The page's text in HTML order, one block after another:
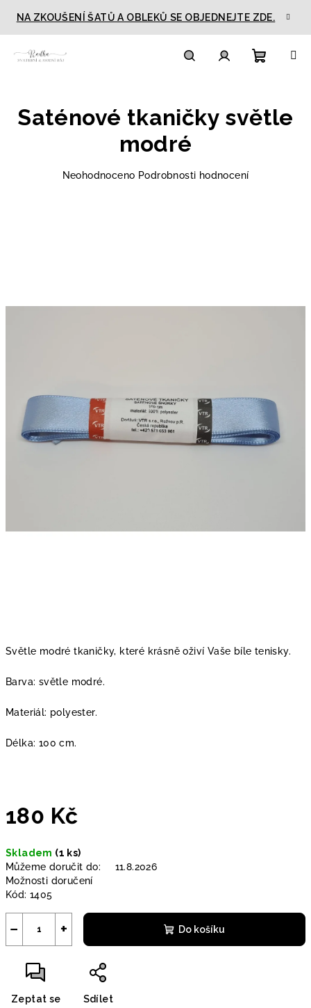
obsah
NA ZKOUŠENÍ ŠATŮ A OBLEKŮ SE OBJEDNEJTE ZDE.
košík
Světle modré tkaničky, které krásně oživí Vaše bíle tenisky.
Barva: světle modré.
Materiál: polyester.
Délka: 100 cm.
180 Kč
cena:
Skladem (1 ks)
Můžeme doručit do:
11.8.2026
Možnosti doručení
Kód: 1405
+
− Do košíku
Zeptat se Sdílet
Saténové tkaničky světle
modré
Průměrné
Neohodnoceno Podrobnosti hodnocení